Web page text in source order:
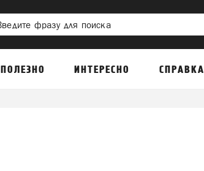
ПОЛЕЗНО ИНТЕРЕСНО СПРАВКА